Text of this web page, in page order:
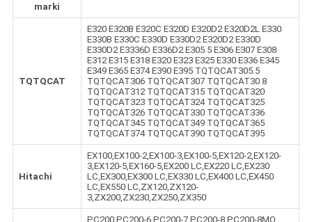
marki
TQTQCAT
E320 E320B E320C E320D E320D2 E320D2L E330
E330B E330C E330D E330D2 E320D2 E330D
E330D2 E3336D E336D2 E305.5 E306 E307 E308
E312 E315 E318 E320 E323 E325 E330 E336 E345
E349 E365 E374 E390 E395 TQTQCAT305.5
TQTQCAT306 TQTQCAT307 TQTQCAT30 8
TQTQCAT312 TQTQCAT315 TQTQCAT320
TQTQCAT323 TQTQCAT324 TQTQCAT325
TQTQCAT326 TQTQCAT330 TQTQCAT336
TQTQCAT345 TQTQCAT349 TQTQCAT365
TQTQCAT374 TQTQCAT390 TQTQCAT395
Hitachi
EX100,EX100-2,EX100-3,EX100-5,EX120-2,EX120-
3,EX120-5,EX160-5,EX200 LC,EX220 LC,EX230
LC,EX300,EX300 LC,EX330 LC,EX400 LC,EX450
LC,EX550 LC,ZX120,ZX120-
3,ZX200,ZX230,ZX250,ZX350
PC200 PC200-6 PC200-7 PC200-8 PC200-8MO